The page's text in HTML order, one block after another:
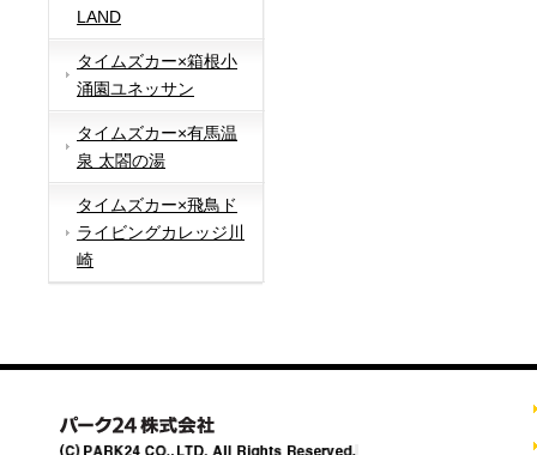
LAND
タイムズカー×箱根小
涌園ユネッサン
タイムズカー×有馬温
泉 太閤の湯
タイムズカー×飛鳥ド
ライビングカレッジ川
崎